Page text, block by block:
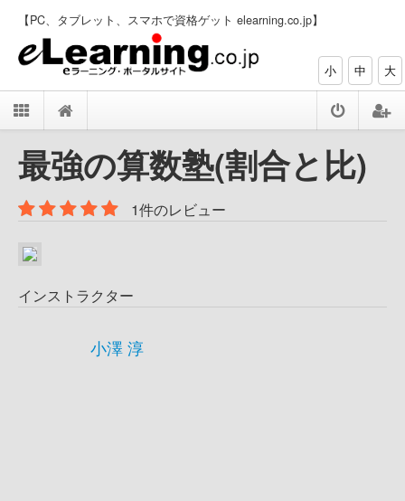
【PC、タブレット、スマホで資格ゲット elearning.co.jp】
小 中 大
最強の算数塾(割合と比)
1件のレビュー
インストラクター
小澤 淳